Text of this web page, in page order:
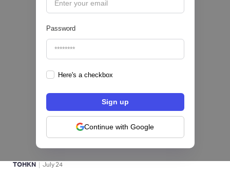
Password
Here's a checkbox
Continue with Google
Fintech salvadoreña TOHKN lanza plataforma
para invertir desde US$10 en acciones de EE.
UU. y criptomonedas
ACTIVOS DIGITALES 👾
TOHKN | July 24